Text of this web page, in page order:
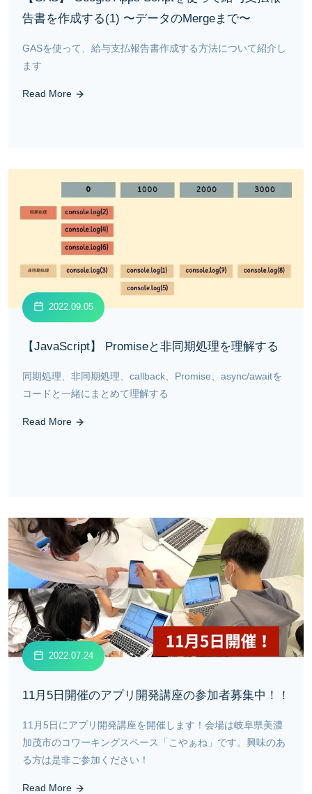
告書を作成する(1) 〜データのMergeまで〜
GASを使って、給与支払報告書作成する方法について紹介し
ます
Read More
2022.09.05
【JavaScript】 Promiseと非同期処理を理解する
同期処理、非同期処理、callback、Promise、async/awaitを
コードと一緒にまとめて理解する
Read More
2022.07.24
11月5日開催のアプリ開発講座の参加者募集中！！
11月5日にアプリ開発講座を開催します！会場は岐阜県美濃
加茂市のコワーキングスペース「こやぁね」です。興味のあ
る方は是非ご参加ください！
Read More